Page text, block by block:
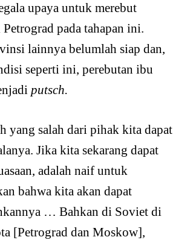
upaya untuk merebut
pada tahapan ini.
lainnya belumlah siap dan,
seperti ini, perebutan ibu
putsch.
yang salah dari pihak kita dapat
Jika kita sekarang dapat
adalah naif untuk
bahwa kita akan dapat
… Bahkan di Soviet di
[Petrograd dan Moskow],